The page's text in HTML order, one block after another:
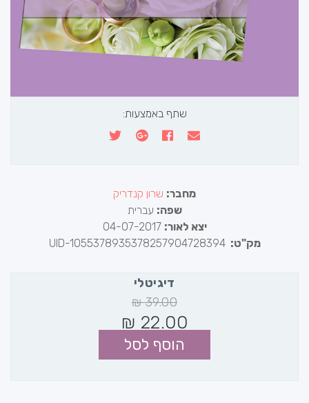
שתף באמצעות:
מחבר: שרון קנדריק
שפה: עברית
יצא לאור: 04-07-2017
מק"ט: UID-1055378935378257904728394
דיגיטלי
39.00
₪
22.00
₪
הוסף לסל